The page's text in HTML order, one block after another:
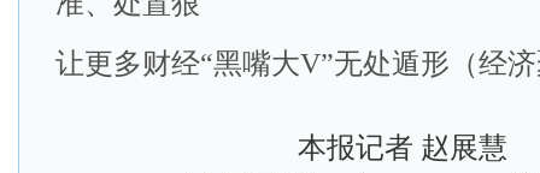
让更多财经“黑嘴大V”无处遁形（经
本报记者 赵展慧